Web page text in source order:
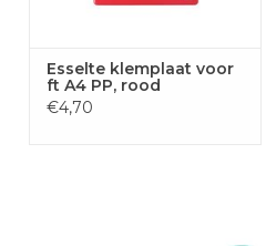
Esselte klemplaat voor
ft A4 PP, rood
€4,70